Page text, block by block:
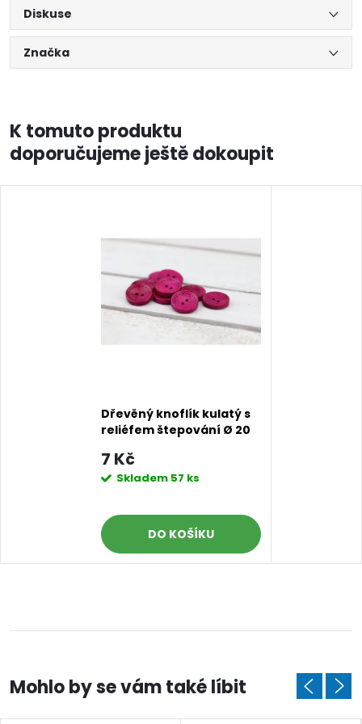
Diskuse
Značka
K tomuto produktu
doporučujeme ještě dokoupit
Dřevěný knoflík kulatý s
reliéfem štepování Ø 20
7 Kč
Skladem 57 ks
DO KOŠÍKU